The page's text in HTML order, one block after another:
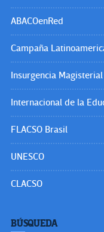
ABACOenRed
Campaña
Insurgencia Magisterial
Internacional de la
FLACSO Brasil
UNESCO
CLACSO
BÚSQUEDA